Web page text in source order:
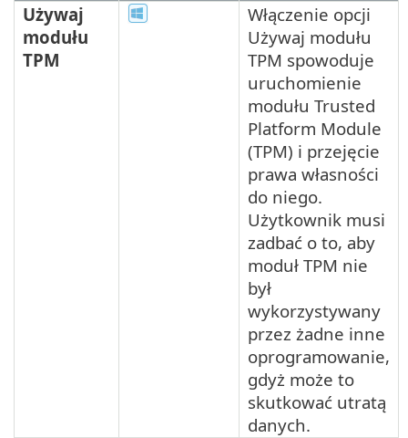
Używaj
modułu
TPM
Włączenie opcji
Używaj modułu
TPM spowoduje
uruchomienie
modułu Trusted
Platform Module
(TPM) i przejęcie
prawa własności
do niego.
Użytkownik musi
zadbać o to, aby
moduł TPM nie
był
wykorzystywany
przez żadne inne
oprogramowanie,
gdyż może to
skutkować utratą
danych.